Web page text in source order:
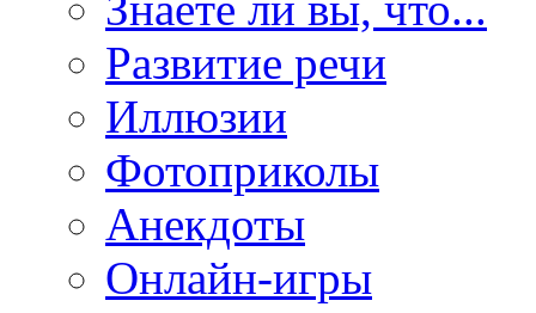
Развитие речи
Иллюзии
Фотоприколы
Анекдоты
Онлайн-игры